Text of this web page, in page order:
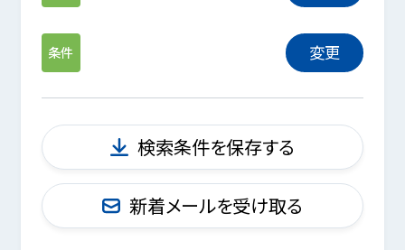
条件 変更
検索条件を保存する
新着メールを受け取る